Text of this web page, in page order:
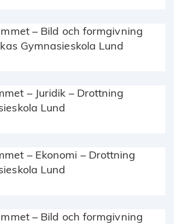
– Bild och formgivning
Gymnasieskola Lund
– Juridik – Drottning
Lund
– Ekonomi – Drottning
Lund
– Bild och formgivning